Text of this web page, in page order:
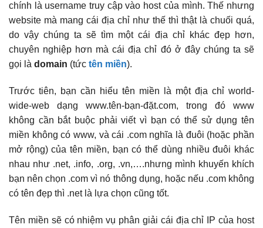
chính là username truy cập vào host của mình. Thế nhưng
website mà mang cái địa chỉ như thế thì thật là chuối quá,
do vậy chúng ta sẽ tìm một cái địa chỉ khác đẹp hơn,
chuyên nghiệp hơn mà cái địa chỉ đó ở đây chúng ta sẽ
gọi là domain (tức tên miền).
Trước tiên, bạn cần hiểu tên miền là một địa chỉ world-
wide-web dạng www.tên-bạn-đặt.com, trong đó www
không cần bắt buộc phải viết vì bạn có thể sử dụng tên
miền không có www, và cái .com nghĩa là đuôi (hoặc phần
mở rộng) của tên miền, bạn có thể dùng nhiều đuôi khác
nhau như .net, .info, .org, .vn,….nhưng mình khuyến khích
bạn nên chọn .com vì nó thông dụng, hoặc nếu .com không
có tên đẹp thì .net là lựa chọn cũng tốt.
Tên miền sẽ có nhiệm vụ phân giải cái địa chỉ IP của host